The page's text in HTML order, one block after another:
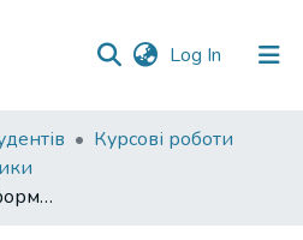
Log In (current)
Курсові роботи
Розробка DeFi платформи для видачі мікрокредитів підприємствам малого бізнесу, з можливістю кредитування у фіатних та криптовалютах.